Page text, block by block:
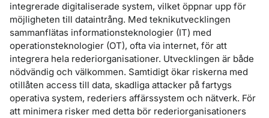
integrerade digitaliserade system, vilket öppnar upp för
möjligheten till dataintrång. Med teknikutvecklingen
sammanflätas informationsteknologier (IT) med
operationsteknologier (OT), ofta via internet, för att
integrera hela rederiorganisationer. Utvecklingen är både
nödvändig och välkommen. Samtidigt ökar riskerna med
otillåten access till data, skadliga attacker på fartygs
operativa system, rederiers affärssystem och nätverk. För
att minimera risker med detta bör rederiorganisationers